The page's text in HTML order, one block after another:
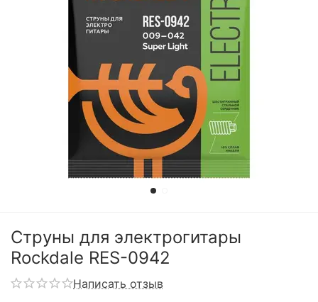
Струны для электрогитары
Rockdale RES-0942
Написать отзыв